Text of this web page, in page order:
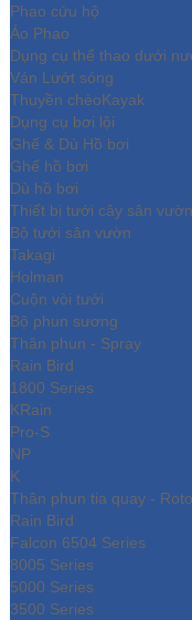
Phao cứu hộ
Áo Phao
Dụng cụ thể thao dưới
Ván Lướt sóng
Thuyền chèoKayak
Dụng cụ bơi lội
Ghế & Dù Hồ bơi
Ghế hồ bơi
Dù hồ bơi
Thiết bị tưới cây sân
Bộ tưới sân vườn
Takagi
Holman
Cuộn vòi tưới
Bộ phun sương
Thân phun - Spray
Rain Bird
1800 Series
KRain
Pro-S
NP
K
Thân phun tia quay -
Rain Bird
Falcon 6504 Series
8005 Series
5000 Series
3500 Series